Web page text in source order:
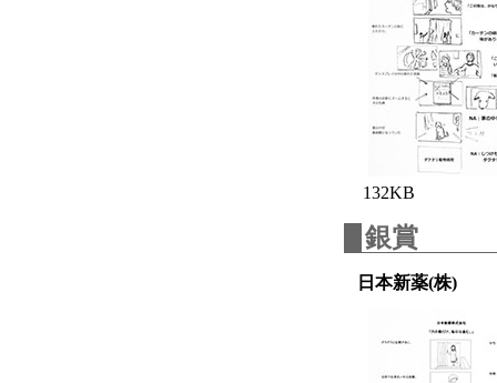
132KB
銀賞
日本新薬(株)